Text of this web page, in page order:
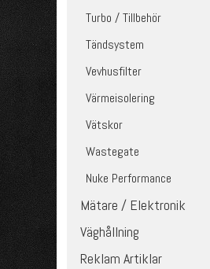
Turbo / Tillbehör
Tändsystem
Vevhusfilter
Värmeisolering
Vätskor
Wastegate
Nuke Performance
Mätare / Elektronik
Väghållning
Reklam Artiklar